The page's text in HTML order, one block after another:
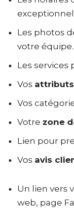
Les photos
votre équipe.
Les services
Vos attributs
Vos
Votre zone
Lien pour
Vos avis
Un lien vers
web, page